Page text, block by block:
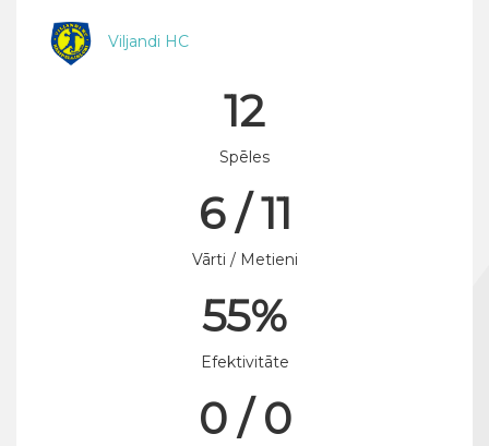
Viljandi HC
12
Spēles
6 / 11
Vārti / Metieni
55%
Efektivitāte
0 / 0